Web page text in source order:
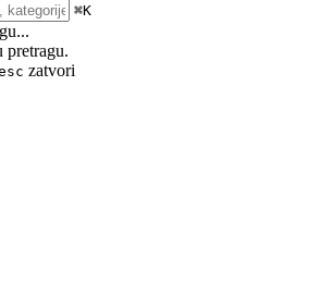
⌘K
pretragu.
zatvori